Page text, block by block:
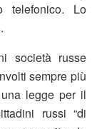
telefonico. Lo
società russe
sempre più
legge per il
russi “di